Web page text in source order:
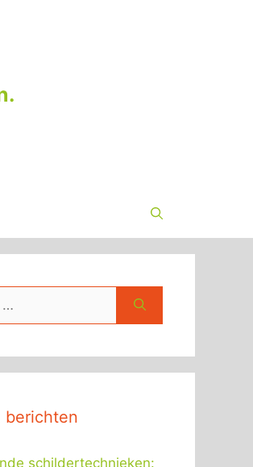
berichten
schildertechnieken: